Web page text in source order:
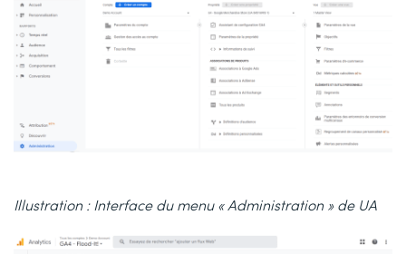
Illustration : Interface du menu « Administration » de UA